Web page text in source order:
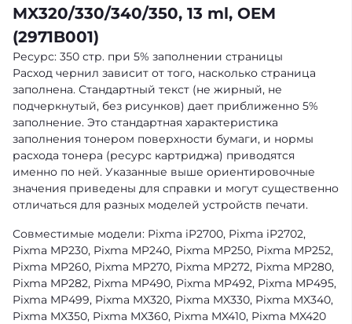
MX320/330/340/350, 13 ml, OEM
(2971B001)
Ресурс: 350 стр. при 5% заполнении страницы
Расход чернил зависит от того, насколько страница
заполнена. Стандартный текст (не жирный, не
подчеркнутый, без рисунков) дает приближенно 5%
заполнение. Это стандартная характеристика
заполнения тонером поверхности бумаги, и нормы
расхода тонера (ресурс картриджа) приводятся
именно по ней. Указанные выше ориентировочные
значения приведены для справки и могут существенно
отличаться для разных моделей устройств печати.
Совместимые модели: Pixma iP2700, Pixma iP2702,
Pixma MP230, Pixma MP240, Pixma MP250, Pixma MP252,
Pixma MP260, Pixma MP270, Pixma MP272, Pixma MP280,
Pixma MP282, Pixma MP490, Pixma MP492, Pixma MP495,
Pixma MP499, Pixma MX320, Pixma MX330, Pixma MX340,
Pixma MX350, Pixma MX360, Pixma MX410, Pixma MX420